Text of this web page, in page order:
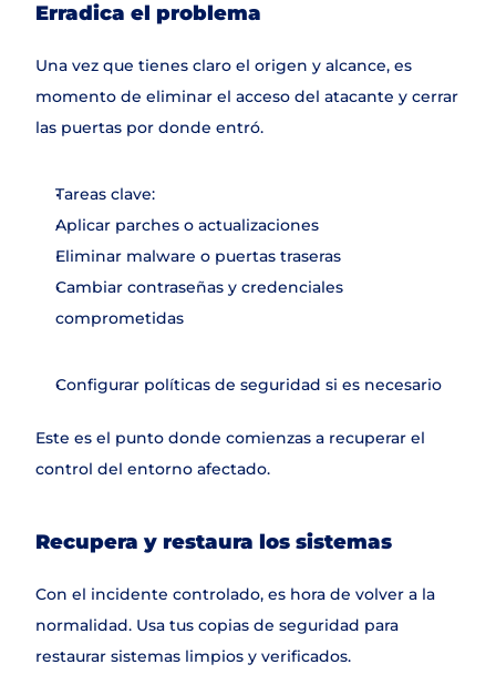
Erradica el problema
Una vez que tienes claro el origen y alcance, es
momento de eliminar el acceso del atacante y cerrar
las puertas por donde entró.
Tareas clave:
Aplicar parches o actualizaciones
Eliminar malware o puertas traseras
Cambiar contraseñas y credenciales
comprometidas
Configurar políticas de seguridad si es necesario
Este es el punto donde comienzas a recuperar el
control del entorno afectado.
Recupera y restaura los sistemas
Con el incidente controlado, es hora de volver a la
normalidad. Usa tus copias de seguridad para
restaurar sistemas limpios y verificados.